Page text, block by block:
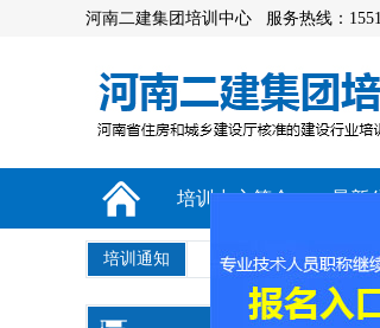
河南二建集团培训中心 服务热线：
培训中心简介 最新
培训通知